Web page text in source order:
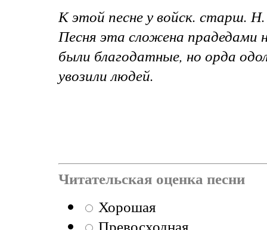
К этой песне у войск. старш.
Песня эта сложена прадедами
были благодатные, но орда
увозили людей.
Читательская оценка песни
Хорошая